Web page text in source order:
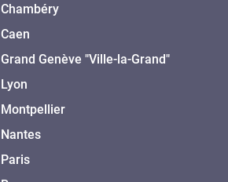
Chambéry
Caen
Grand Genève "Ville-la-Grand"
Lyon
Montpellier
Nantes
Paris